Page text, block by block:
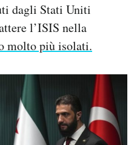
dagli Stati Uniti
l’ISIS nella
molto più isolati.